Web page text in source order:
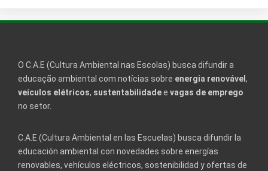
O C.A.E (Cultura Ambiental nas Escolas) busca difundir a
educação ambiental com notícias sobre energia renovável ,
veículos elétricos, sustentabilidadee vagas de emprego
no setor.
C.A.E (Cultura Ambiental en las Escuelas) busca difundir la
educación ambiental con novedades sobre energías
renovables, vehículos eléctricos, sostenibilidad y ofertas de